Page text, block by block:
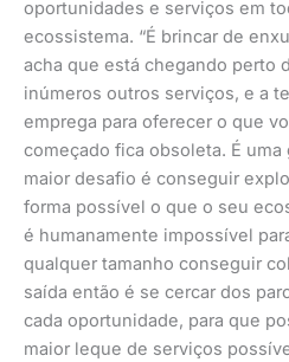
oportunidades e serviços em
ecossistema. “É brincar de
acha que está chegando perto
inúmeros outros serviços, e a
emprega para oferecer o que
começado fica obsoleta. É uma
maior desafio é conseguir
forma possível o que o seu
é humanamente impossível
qualquer tamanho conseguir
saída então é se cercar dos
cada oportunidade, para que
maior leque de serviços